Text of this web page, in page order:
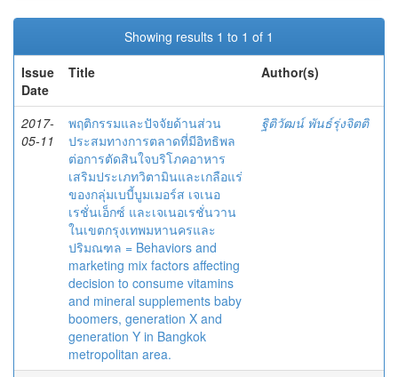
Showing results 1 to 1 of 1
Issue
Date
Title Author(s)
2017-
05-11
พฤติกรรมและปัจจัยด้านส่วน
ประสมทางการตลาดที่มีอิทธิพล
ต่อการตัดสินใจบริโภคอาหาร
เสริมประเภทวิตามินและเกลือแร่
ของกลุ่มเบบี้บูมเมอร์ส เจเนอ
เรชั่นเอ็กซ์ และเจเนอเรชั่นวาน
ในเขตกรุงเทพมหานครและ
ปริมณฑล = Behaviors and
marketing mix factors affecting
decision to consume vitamins
and mineral supplements baby
boomers, generation X and
generation Y in Bangkok
metropolitan area.
ฐิติวัฒน์ พันธ์รุ่งจิตติ